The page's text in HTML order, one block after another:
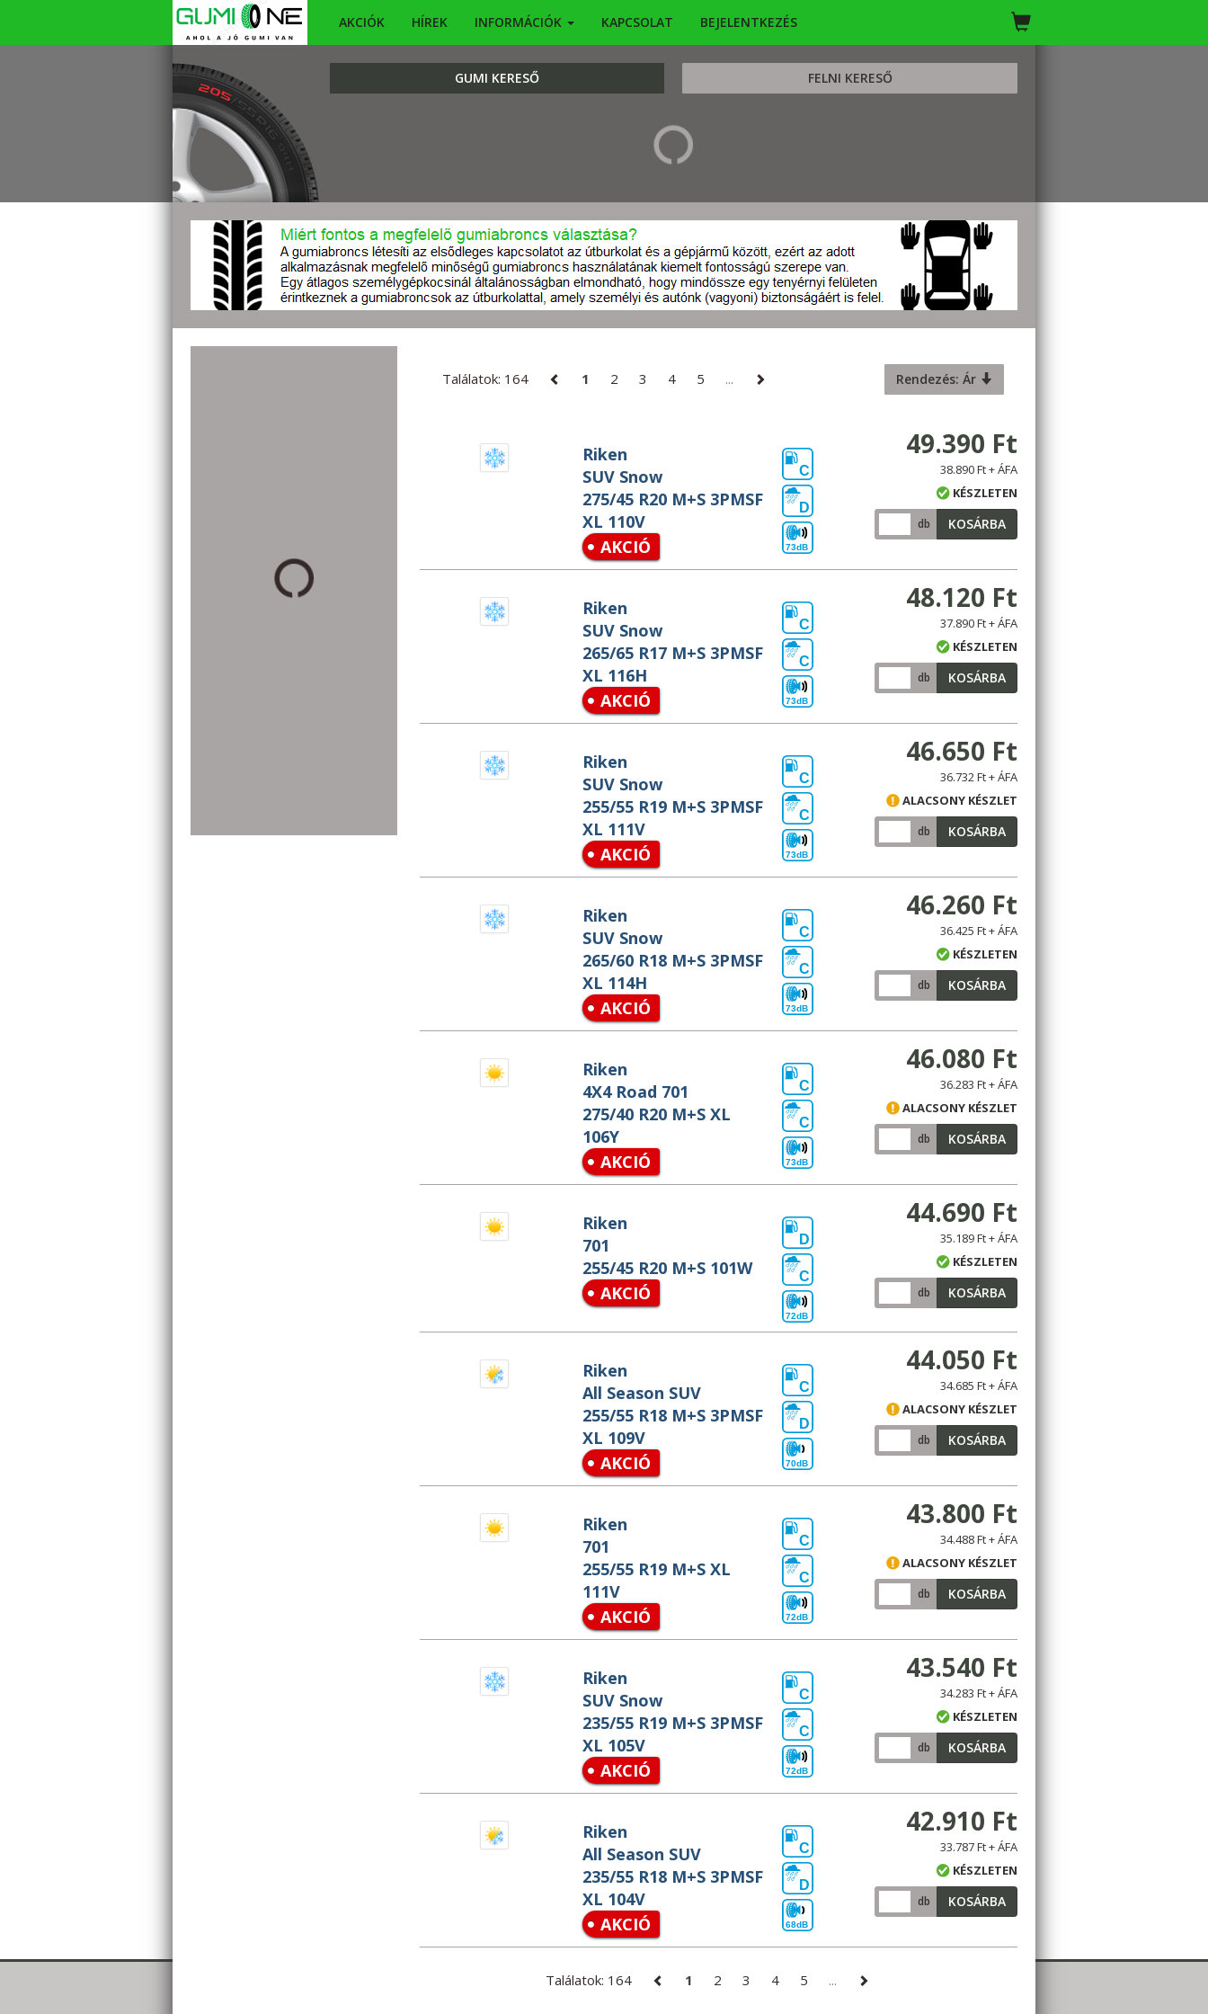
AKCIÓK HÍREK INFORMÁCIÓK KAPCSOLAT BEJELENTKEZÉS
GUMI KERESŐ FELNI KERESŐ
KERESÉS
Találatok: 164 1 2 3 4 5 ... Rendezés: Ár
Riken
SUV Snow
275/45 R20 M+S 3PMSF
XL 110V
AKCIÓ
C
D
73dB
49.390 Ft
38.890 Ft + ÁFA
KÉSZLETEN
db KOSÁRBA
Riken
SUV Snow
265/65 R17 M+S 3PMSF
XL 116H
AKCIÓ
C
C
73dB
48.120 Ft
37.890 Ft + ÁFA
KÉSZLETEN
db KOSÁRBA
Riken
SUV Snow
255/55 R19 M+S 3PMSF
XL 111V
AKCIÓ
C
C
73dB
46.650 Ft
36.732 Ft + ÁFA
ALACSONY KÉSZLET
db KOSÁRBA
Riken
SUV Snow
265/60 R18 M+S 3PMSF
XL 114H
AKCIÓ
C
C
73dB
46.260 Ft
36.425 Ft + ÁFA
KÉSZLETEN
db KOSÁRBA
Riken
4X4 Road 701
275/40 R20 M+S XL
106Y
AKCIÓ
C
C
73dB
46.080 Ft
36.283 Ft + ÁFA
ALACSONY KÉSZLET
db KOSÁRBA
Riken
701
255/45 R20 M+S 101W
AKCIÓ
D
C
72dB
44.690 Ft
35.189 Ft + ÁFA
KÉSZLETEN
db KOSÁRBA
Riken
All Season SUV
255/55 R18 M+S 3PMSF
XL 109V
AKCIÓ
C
D
70dB
44.050 Ft
34.685 Ft + ÁFA
ALACSONY KÉSZLET
db KOSÁRBA
Riken
701
255/55 R19 M+S XL
111V
AKCIÓ
C
C
72dB
43.800 Ft
34.488 Ft + ÁFA
ALACSONY KÉSZLET
db KOSÁRBA
Riken
SUV Snow
235/55 R19 M+S 3PMSF
XL 105V
AKCIÓ
C
C
72dB
43.540 Ft
34.283 Ft + ÁFA
KÉSZLETEN
db KOSÁRBA
Riken
All Season SUV
235/55 R18 M+S 3PMSF
XL 104V
AKCIÓ
C
D
68dB
42.910 Ft
33.787 Ft + ÁFA
KÉSZLETEN
db KOSÁRBA
Találatok: 164 1 2 3 4 5 ...